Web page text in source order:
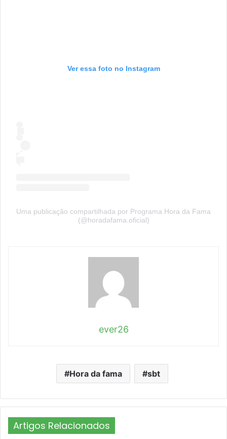
Ver essa foto no Instagram
Uma publicação compartilhada por Programa Hora da Fama
(@horadafama.oficial)
ever26
Hora da fama sbt
Artigos Relacionados